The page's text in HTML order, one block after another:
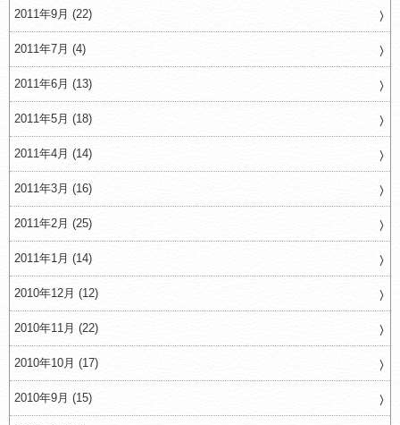
2011年9月 (22)
2011年7月 (4)
2011年6月 (13)
2011年5月 (18)
2011年4月 (14)
2011年3月 (16)
2011年2月 (25)
2011年1月 (14)
2010年12月 (12)
2010年11月 (22)
2010年10月 (17)
2010年9月 (15)